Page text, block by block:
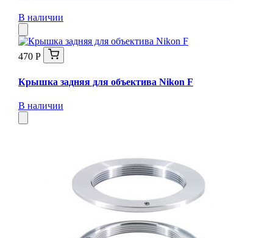
В наличии
470 Р
Крышка задняя для объектива Nikon F
В наличии